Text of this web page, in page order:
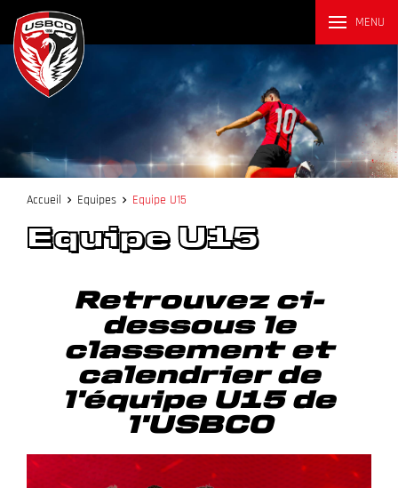
MENU
Accueil Equipes Equipe U15
Equipe U15
Retrouvez ci-
dessous le
classement et
calendrier de
l'équipe U15 de
l'USBCO